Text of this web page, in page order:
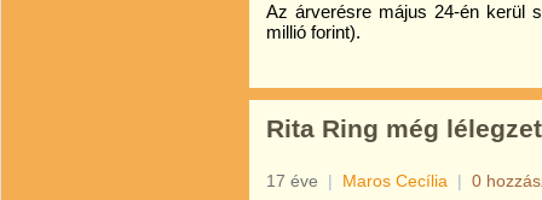
Az árverésre május 24-én kerül
millió forint).
Rita Ring még
17 éve | Maros Cecília | 0